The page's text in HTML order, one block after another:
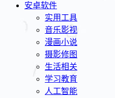
安卓软件
实用工具
音乐影视
漫画小说
摄影修图
生活相关
学习教育
人工智能